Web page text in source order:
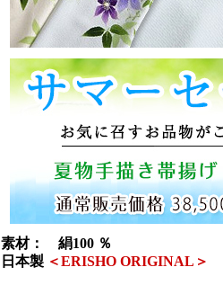
素材： 絹100 ％
日本製 ＜ERISHO ORIGINAL＞